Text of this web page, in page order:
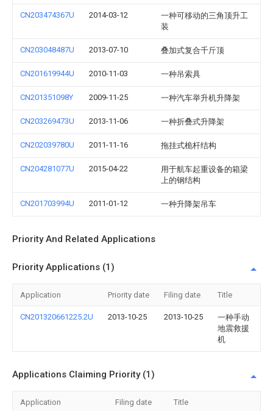
CN203474367U 2014-03-12
一种可移动的三角顶升工
装
CN203048487U 2013-07-10 叠加式复合千斤顶
CN201619944U 2010-11-03 一种吊索具
CN201351098Y 2009-11-25 一种汽车举升机升降架
CN203269473U 2013-11-06 一种折叠式升降架
CN202039780U 2011-11-16 拖挂式桅杆结构
CN204281077U 2015-04-22
用于航车起重设备的箱梁
上的钢结构
CN201703994U 2011-01-12 一种升降架吊车
Priority And Related Applications
Priority Applications (1)
Application Priority date Filing date Title
CN201320661225.2U 2013-10-25 2013-10-25
一种手动
地震救援
机
Applications Claiming Priority (1)
Application Filing date Title